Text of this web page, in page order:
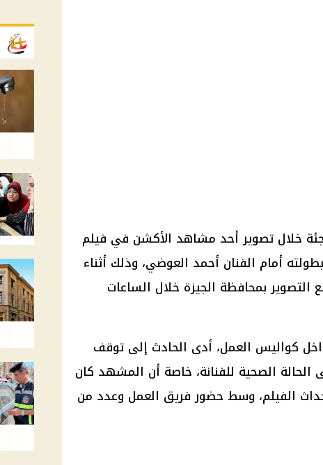
خلال تصوير أحد مشاهد الأكشن في فيلم
أمام الفنان أحمد العوضي، وذلك أثناء
بمحافظة الجيزة خلال الساعات
كواليس العمل، أدى الحادث إلى توقف
الصحية للفنانة، خاصة أن المشهد كان
الفيلم، وسط حضور فريق العمل وعدد من